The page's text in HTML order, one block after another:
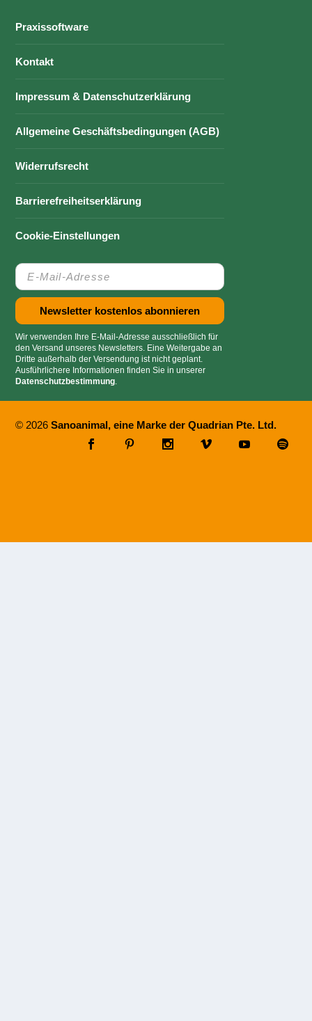
Praxissoftware
Kontakt
Impressum & Datenschutzerklärung
Allgemeine Geschäftsbedingungen (AGB)
Widerrufsrecht
Barrierefreiheitserklärung
Cookie-Einstellungen
Wir verwenden Ihre E-Mail-Adresse ausschließlich für
den Versand unseres Newsletters. Eine Weitergabe an
Dritte außerhalb der Versendung ist nicht geplant.
Ausführlichere Informationen finden Sie in unserer
Datenschutzbestimmung
© 2026Sanoanimal, eine Marke der Quadrian Pte. Ltd.